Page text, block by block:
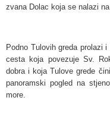
zvana Dolac koja se nalazi
Podno Tulovih greda prolazi
cesta koja povezuje Sv.
dobra i koja Tulove grede
panoramski pogled na
more.